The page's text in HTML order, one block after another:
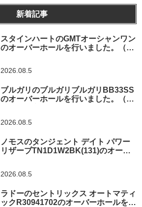
新着記事
スタインハートのGMTオーシャンワン
のオーバーホールを行いました。（神
2026.08.5
ブルガリのブルガリブルガリBB33SS
のオーバーホールを行いました。（埼
2026.08.5
ノモスのタンジェント デイト パワー
リザーブTN1D1W2BK(131)のオーバ
2026.08.5
ラドーのセントリックス オートマティ
ックR30941702のオーバーホールを行